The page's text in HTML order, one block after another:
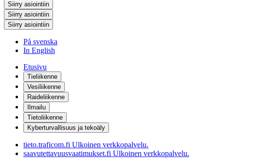
Siirry asiointiin
Siirry asiointiin
Siirry asiointiin
På svenska
In English
Etusivu
Tieliikenne
Vesiliikenne
Raideliikenne
Ilmailu
Tietoliikenne
Kyberturvallisuus ja tekoäly
tieto.traficom.fi Ulkoinen verkkopalvelu.
saavutettavuusvaatimukset.fi Ulkoinen verkkopalvelu.